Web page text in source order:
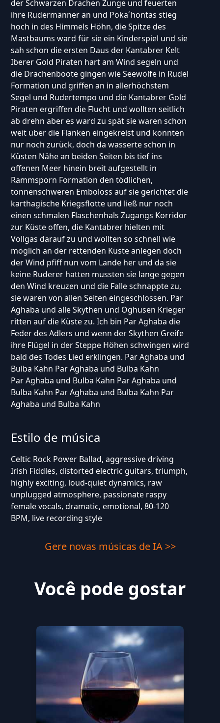
der Schwarzen Drachen Zunge und feuerten
ihre Rudermänner an und Poka´hontas stieg
hoch in des Himmels Höhn, die Spitze des
Mastbaums ward für sie ein Kinderspiel und sie
sah schon die ersten Daus der Kantabrer Kelt
Iberer Gold Piraten hart am Wind segeln und
die Drachenboote gingen wie Seewölfe in Rudel
Formation und griffen an in allerhöchstem
Segel und Rudertempo und die Kantabrer Gold
Piraten ergriffen die Flucht und wollten seitlich
ab drehn aber es ward zu spät sie waren schon
weit über die Flanken eingekreist und konnten
nur noch zurück, doch da wasserte schon in
Küsten Nähe an beiden Seiten bis tief ins
offenen Meer hinein breit aufgestellt in
Rammsporn Formation den tödlichen,
tonnenschweren Emboloss auf sie gerichtet die
karthagische Kriegsflotte und ließ nur noch
einen schmalen Flaschenhals Zugangs Korridor
zur Küste offen, die Kantabrer hielten mit
Vollgas darauf zu und wollten so schnell wie
möglich an der rettenden Küste anlegen doch
der Wind pfiff nun vom Lande her und da sie
keine Ruderer hatten mussten sie lange gegen
den Wind kreuzen und die Falle schnappte zu,
sie waren von allen Seiten eingeschlossen. Par
Aghaba und alle Skythen und Oghusen Krieger
ritten auf die Küste zu. Ich bin Par Aghaba die
Feder des Adlers und wenn der Skythen Greife
ihre Flügel in der Steppe Höhen schwingen wird
bald des Todes Lied erklingen. Par Aghaba und
Bulba Kahn Par Aghaba und Bulba Kahn
Par Aghaba und Bulba Kahn Par Aghaba und
Bulba Kahn Par Aghaba und Bulba Kahn Par
Aghaba und Bulba Kahn
Estilo de música
Celtic Rock Power Ballad, aggressive driving
Irish Fiddles, distorted electric guitars, triumph,
highly exciting, loud-quiet dynamics, raw
unplugged atmosphere, passionate raspy
female vocals, dramatic, emotional, 80-120
BPM, live recording style
Gere novas músicas de IA >>
Você pode gostar